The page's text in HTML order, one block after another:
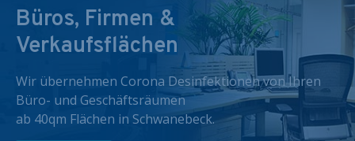
Büros, Firmen &
Verkaufsflächen
Wir übernehmen Corona Desinfektionen von Ihren
Büro- und Geschäftsräumen
ab 40qm Flächen in Schwanebeck.